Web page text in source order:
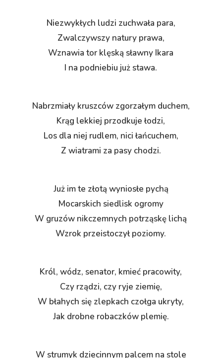
Niezwykłych ludzi zuchwała para,
Zwalczywszy natury prawa,
Wznawia tor klęską sławny Ikara
I na podniebiu już stawa.
Nabrzmiały kruszców zgorzałym duchem,
Krąg lekkiej przodkuje łodzi,
Los dla niej rudlem, nici łańcuchem,
Z wiatrami za pasy chodzi.
Już im te złotą wyniosłe pychą
Mocarskich siedlisk ogromy
W gruzów nikczemnych potrząskę lichą
Wzrok przeistoczył poziomy.
Król, wódz, senator, kmieć pracowity,
Czy rządzi, czy ryje ziemię,
W błahych się zlepkach czołga ukryty,
Jak drobne robaczków plemię.
W strumyk dziecinnym palcem na stole